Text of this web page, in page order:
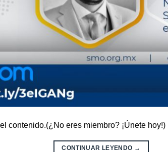
contenido.(¿No eres miembro? ¡Únete hoy!)
CONTINUAR LEYENDO →